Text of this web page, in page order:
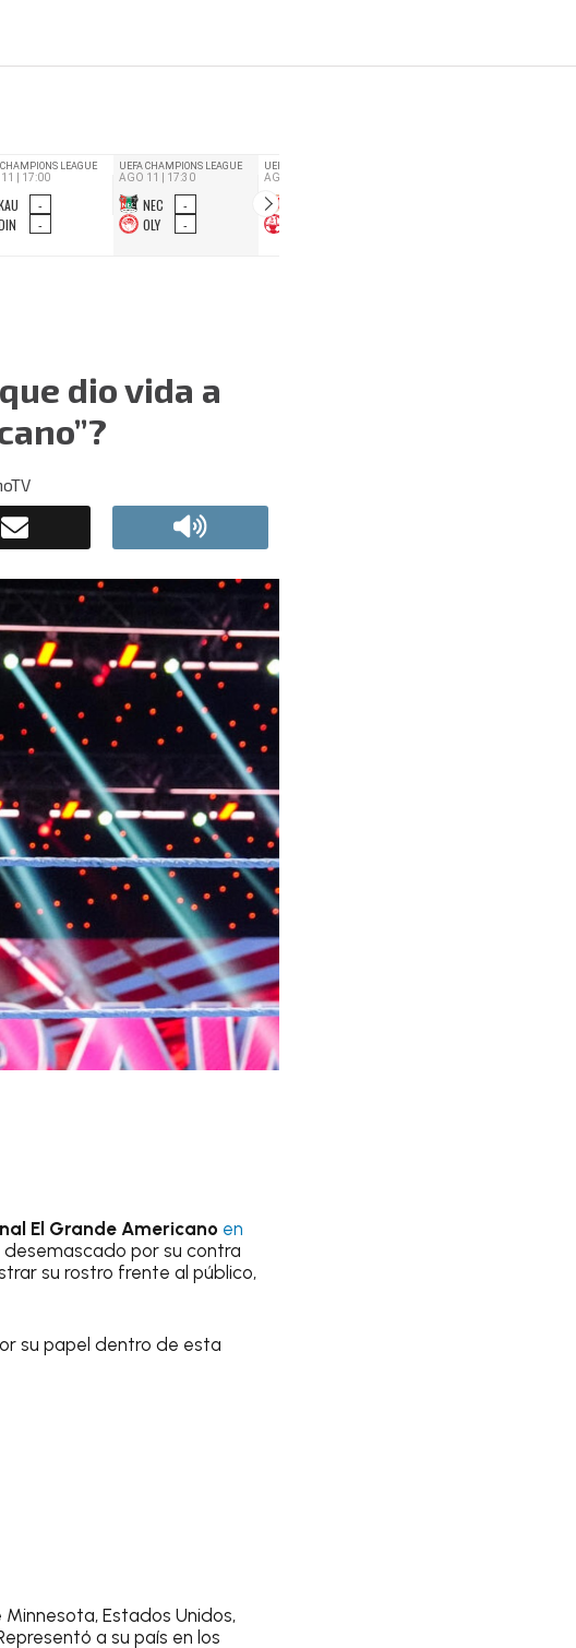
dio vida a
El Grande Americano en
por su contra
su rostro frente al público,
su papel dentro de esta
Minnesota, Estados Unidos,
a su país en los